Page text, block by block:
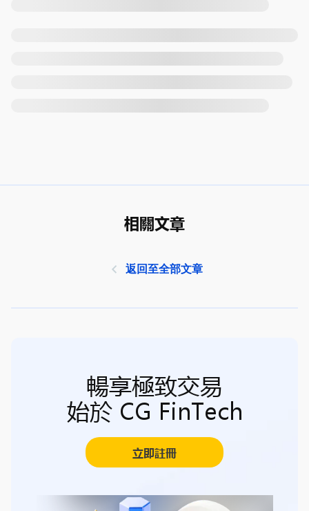
相關文章
返回至全部文章
暢享極致交易
始於 CG FinTech
立即註冊